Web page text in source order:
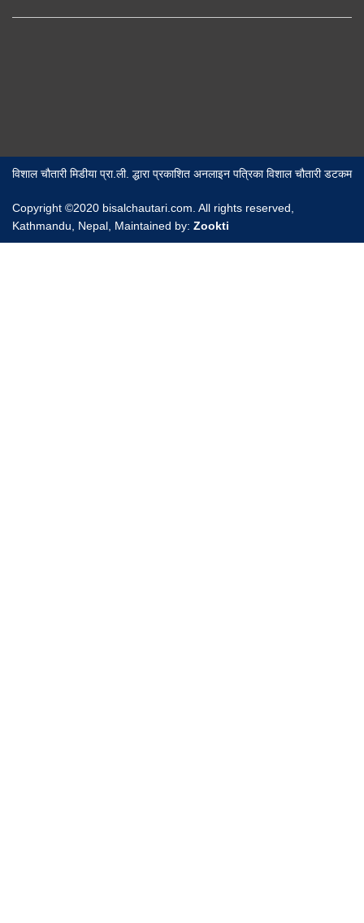
विशाल चौतारी मिडीया प्रा.ली. द्धारा प्रकाशित अनलाइन पत्रिका विशाल चौतारी डटकम
Copyright ©2020 bisalchautari.com. All rights reserved,
Kathmandu, Nepal, Maintained by: Zookti